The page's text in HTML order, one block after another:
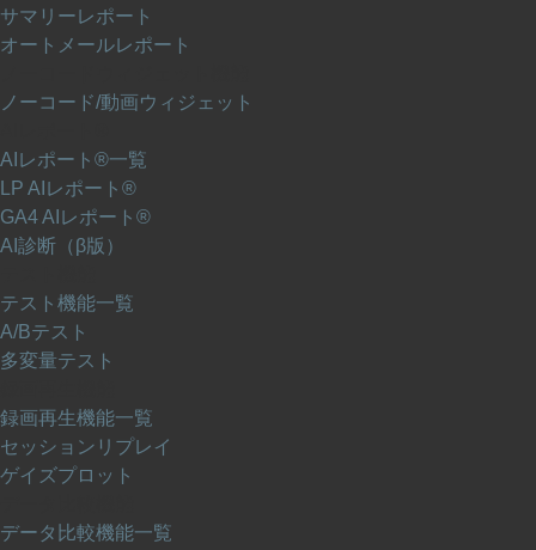
サマリーレポート
オートメールレポート
ノーコード/動画ウィジェット
AIレポート®一覧
LP AIレポート®
GA4 AIレポート®
AI診断（β版）
テスト機能一覧
A/Bテスト
多変量テスト
録画再生機能一覧
セッションリプレイ
ゲイズプロット
データ比較機能一覧